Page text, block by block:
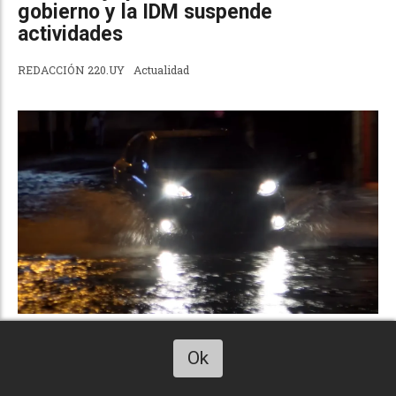
gobierno y la IDM suspende
actividades
REDACCIÓN 220.UY Actualidad
CECOED de Soriano exhorta a tomar
medidas preventivas por pronósticos
de tormentas severas
Ok
Escucha este art. 220uy